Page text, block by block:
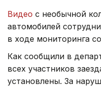
Видео с необычной
автомобилей
в ходе мониторинга
Как сообщили в
всех участников
установлены. За